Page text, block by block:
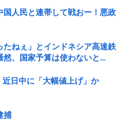
国人民と連帯して戦おー！悪政
たねぇ」とインドネシア高速鉄
、国家予算は使わないと...
近日中に「大幅値上げ」か
捕